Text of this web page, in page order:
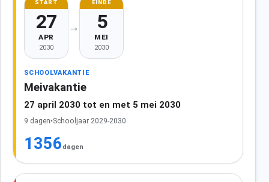
START
27
APR
2030
→
EINDE
5
MEI
2030
SCHOOLVAKANTIE
Meivakantie
27 april 2030 tot en met 5 mei 2030
9 dagen•Schooljaar 2029-2030
1356 dagen